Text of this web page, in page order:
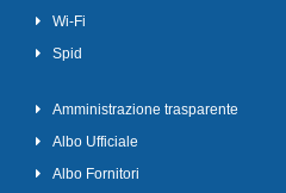
Wi-Fi
Spid
Amministrazione trasparente
Albo Ufficiale
Albo Fornitori